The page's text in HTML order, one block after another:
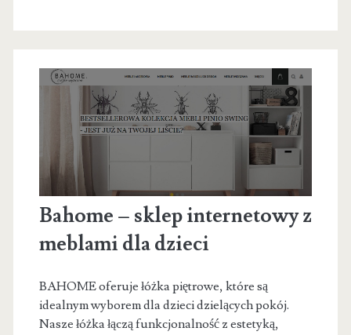
Bahome – sklep internetowy z
meblami dla dzieci
BAHOME oferuje łóżka piętrowe, które są
idealnym wyborem dla dzieci dzielących pokój.
Nasze łóżka łączą funkcjonalność z estetyką,